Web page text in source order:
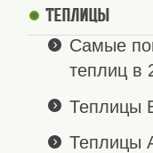
Теплицы
Самые
теплиц в
Теплицы
Теплицы